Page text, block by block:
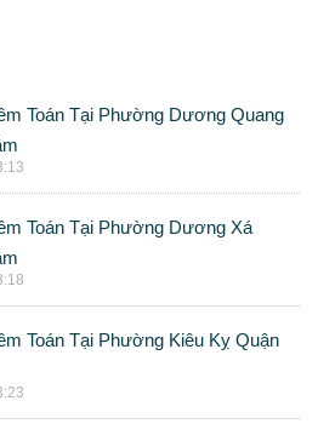
Toán Tại Phường Dương Quang
Toán Tại Phường Dương Xá
Toán Tại Phường Kiêu Kỵ Quận